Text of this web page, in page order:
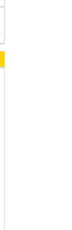
деталь